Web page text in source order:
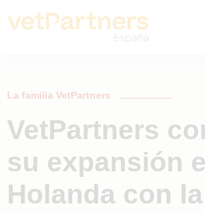
La familia VetPartners
VetPartners
su expansión
Holanda con